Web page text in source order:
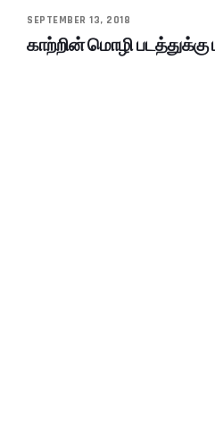
SEPTEMBER 13, 2018
காற்றின் மொழி படத்துக்கு